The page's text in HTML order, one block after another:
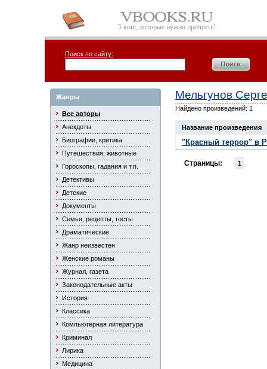
5 книг, которые нужно прочесть!
Поиск по сайту:
Жанры
Все авторы
Анекдоты
Биографии, критика
Путешествия, животные
Гороскопы, гадания и т.п.
Детективы
Детские
Документы
Семья, рецепты, тосты
Драматические
Жанр неизвестен
Женские романы
Журнал, газета
Законодательные акты
История
Классика
Компьютерная литература
Криминал
Лирика
Медицина
Мельгунов
Найдено произведений: 1
Название произведения
"Красный террор" в
Страницы: 1